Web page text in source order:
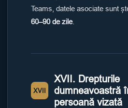
Teams, datele asociate sunt
60–90 de zile.
XVII
XVII. Drepturile
dumneavoastră
persoană vizată